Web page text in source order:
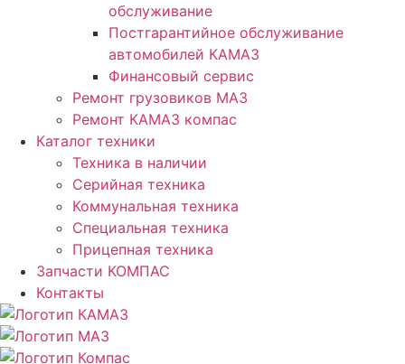
обслуживание
Постгарантийное обслуживание
автомобилей КАМАЗ
Финансовый сервис
Ремонт грузовиков МАЗ
Ремонт КАМАЗ компас
Каталог техники
Техника в наличии
Серийная техника
Коммунальная техника
Специальная техника
Прицепная техника
Запчасти КОМПАС
Контакты